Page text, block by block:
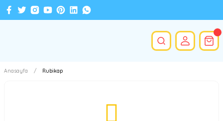
Anasayfa Rubikap